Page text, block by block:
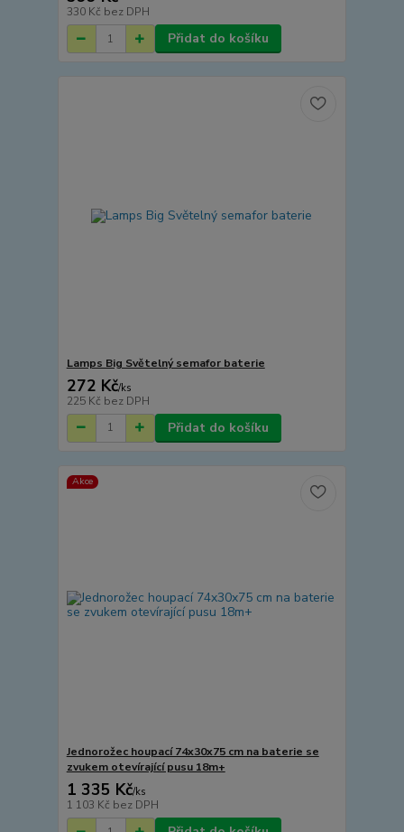
330 Kč bez DPH
Přidat do košíku
Lamps Big Světelný semafor baterie
272 Kč/ks
225 Kč bez DPH
Přidat do košíku
Akce
Jednorožec houpací 74x30x75 cm na baterie se
zvukem otevírající pusu 18m+
1 335 Kč/ks
1 103 Kč bez DPH